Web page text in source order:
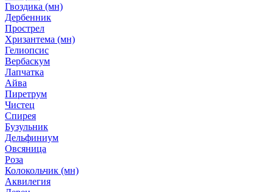
Гвоздика (мн)
Дербенник
Прострел
Хризантема (мн)
Гелиопсис
Вербаскум
Лапчатка
Айва
Пиретрум
Чистец
Спирея
Бузульник
Дельфиниум
Овсяница
Роза
Колокольчик (мн)
Аквилегия